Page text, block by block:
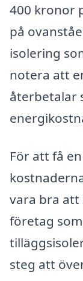
400 kronor
på
isolering
notera att
återbetalar
För att få
vara bra
företag
steg att